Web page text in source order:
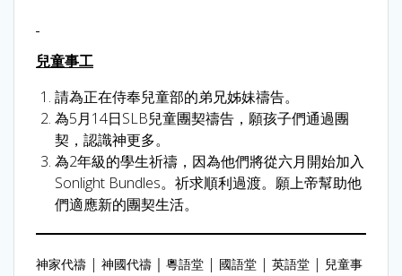
兒童事工
請為正在侍奉兒童部的弟兄姊妹禱告。
為5月14日SLB兒童團契禱告，願孩子們通過團
契，認識神更多。
為2年級的學生祈禱，因為他們將從六月開始加入
Sonlight Bundles。祈求順利過渡。願上帝幫助他
們適應新的團契生活。
神家代禱 | 神國代禱 ｜ 粵語堂 | 國語堂 | 英語堂 | 兒童事